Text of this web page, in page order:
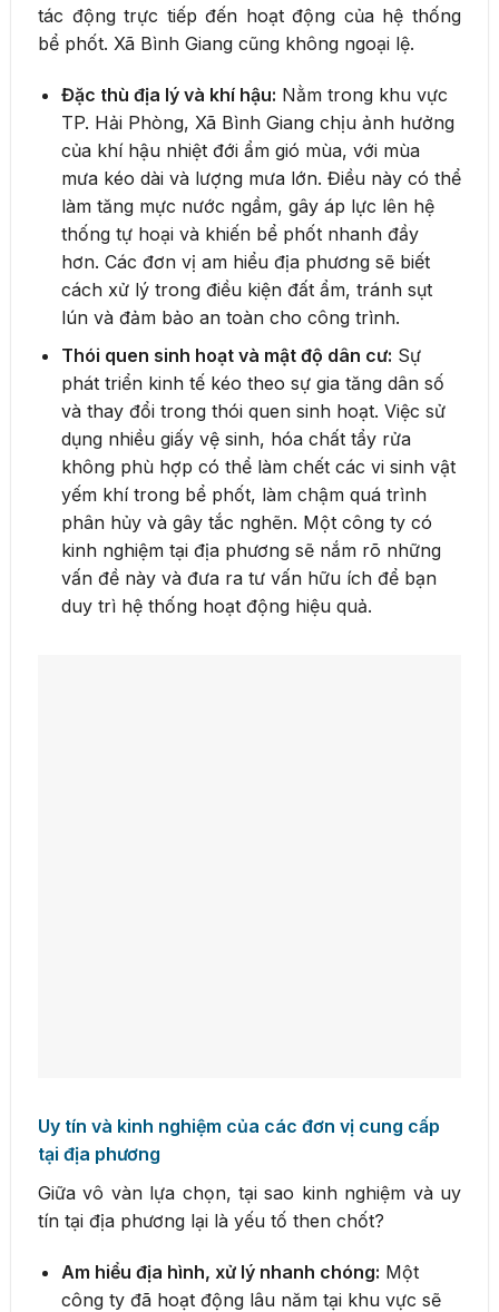
tác động trực tiếp đến hoạt động của hệ thống
bể phốt. Xã Bình Giang cũng không ngoại lệ.
Đặc thù địa lý và khí hậu: Nằm trong khu vực
TP. Hải Phòng, Xã Bình Giang chịu ảnh hưởng
của khí hậu nhiệt đới ẩm gió mùa, với mùa
mưa kéo dài và lượng mưa lớn. Điều này có thể
làm tăng mực nước ngầm, gây áp lực lên hệ
thống tự hoại và khiến bể phốt nhanh đầy
hơn. Các đơn vị am hiểu địa phương sẽ biết
cách xử lý trong điều kiện đất ẩm, tránh sụt
lún và đảm bảo an toàn cho công trình.
Thói quen sinh hoạt và mật độ dân cư: Sự
phát triển kinh tế kéo theo sự gia tăng dân số
và thay đổi trong thói quen sinh hoạt. Việc sử
dụng nhiều giấy vệ sinh, hóa chất tẩy rửa
không phù hợp có thể làm chết các vi sinh vật
yếm khí trong bể phốt, làm chậm quá trình
phân hủy và gây tắc nghẽn. Một công ty có
kinh nghiệm tại địa phương sẽ nắm rõ những
vấn đề này và đưa ra tư vấn hữu ích để bạn
duy trì hệ thống hoạt động hiệu quả.
Uy tín và kinh nghiệm của các đơn vị cung cấp
tại địa phương
Giữa vô vàn lựa chọn, tại sao kinh nghiệm và uy
tín tại địa phương lại là yếu tố then chốt?
Am hiểu địa hình, xử lý nhanh chóng: Một
công ty đã hoạt động lâu năm tại khu vực sẽ